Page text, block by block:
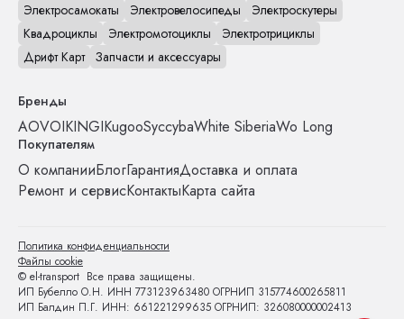
Электросамокаты
Электровелосипеды
Электроскутеры
Квадроциклы
Электромотоциклы
Электротрициклы
Дрифт Карт Запчасти и аксессуары
Бренды
AOVOIKINGIKugooSyccybaWhite SiberiaWo Long
Покупателям
О компанииБлогГарантияДоставка и оплата
Ремонт и сервисКонтактыКарта сайта
© el-transport Все права защищены.
ИП Бубелло О.Н. ИНН 773123963480 ОГРНИП 315774600265811
ИП Балдин П.Г. ИНН: 661221299635 ОГРНИП: 326080000002413
Политика конфиденциальности
Файлы cookie